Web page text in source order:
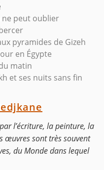
ne peut oublier
pyramides de Gizeh
en Égypte
matin
et ses nuits sans fin
l’écriture, la peinture, la
œuvres sont très souvent
du Monde dans lequel